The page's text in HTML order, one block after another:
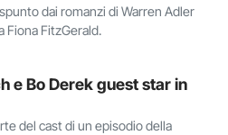
dai romanzi di Warren Adler
Fiona FitzGerald.
e Bo Derek guest star in
del cast di un episodio della